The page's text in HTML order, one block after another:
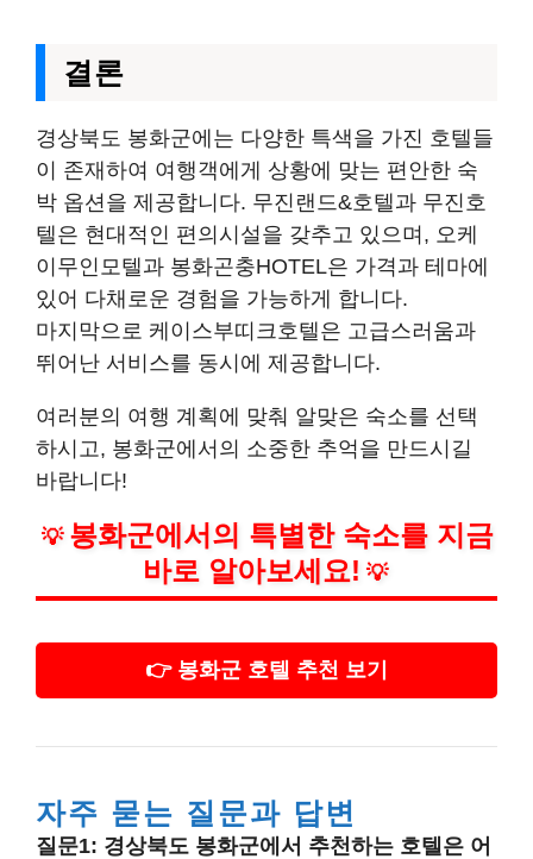
결론
경상북도 봉화군에는 다양한 특색을 가진 호텔들
이 존재하여 여행객에게 상황에 맞는 편안한 숙
박 옵션을 제공합니다. 무진랜드&호텔과 무진호
텔은 현대적인 편의시설을 갖추고 있으며, 오케
이무인모텔과 봉화곤충HOTEL은 가격과 테마에
있어 다채로운 경험을 가능하게 합니다.
마지막으로 케이스부띠크호텔은 고급스러움과
뛰어난 서비스를 동시에 제공합니다.
여러분의 여행 계획에 맞춰 알맞은 숙소를 선택
하시고, 봉화군에서의 소중한 추억을 만드시길
바랍니다!
💡 봉화군에서의 특별한 숙소를 지금
바로 알아보세요! 💡
👉 봉화군 호텔 추천 보기
자주 묻는 질문과 답변
질문1: 경상북도 봉화군에서 추천하는 호텔은 어